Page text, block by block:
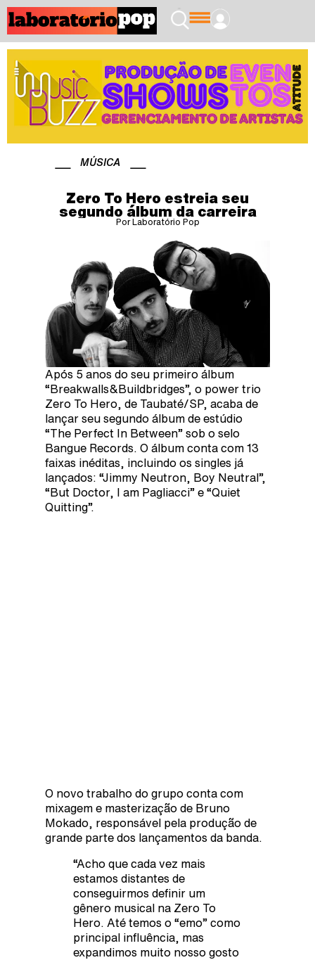
MÚSICA
Zero To Hero estreia seu
segundo álbum da carreira
Por Laboratório Pop
Após 5 anos do seu primeiro álbum
“Breakwalls&Buildbridges”, o power trio
Zero To Hero, de Taubaté/SP, acaba de
lançar seu segundo álbum de estúdio
“The Perfect In Between” sob o selo
Bangue Records. O álbum conta com 13
faixas inéditas, incluindo os singles já
lançados: “Jimmy Neutron, Boy Neutral”,
“But Doctor, I am Pagliacci” e “Quiet
Quitting”.
O novo trabalho do grupo conta com
mixagem e masterização de Bruno
Mokado, responsável pela produção de
grande parte dos lançamentos da banda.
“Acho que cada vez mais
estamos distantes de
conseguirmos definir um
gênero musical na Zero To
Hero. Até temos o “emo” como
principal influência, mas
expandimos muito nosso gosto